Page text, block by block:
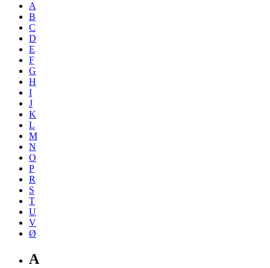
A
B
C
D
E
F
G
H
I
J
K
L
M
N
O
P
R
S
T
U
V
Ø
A